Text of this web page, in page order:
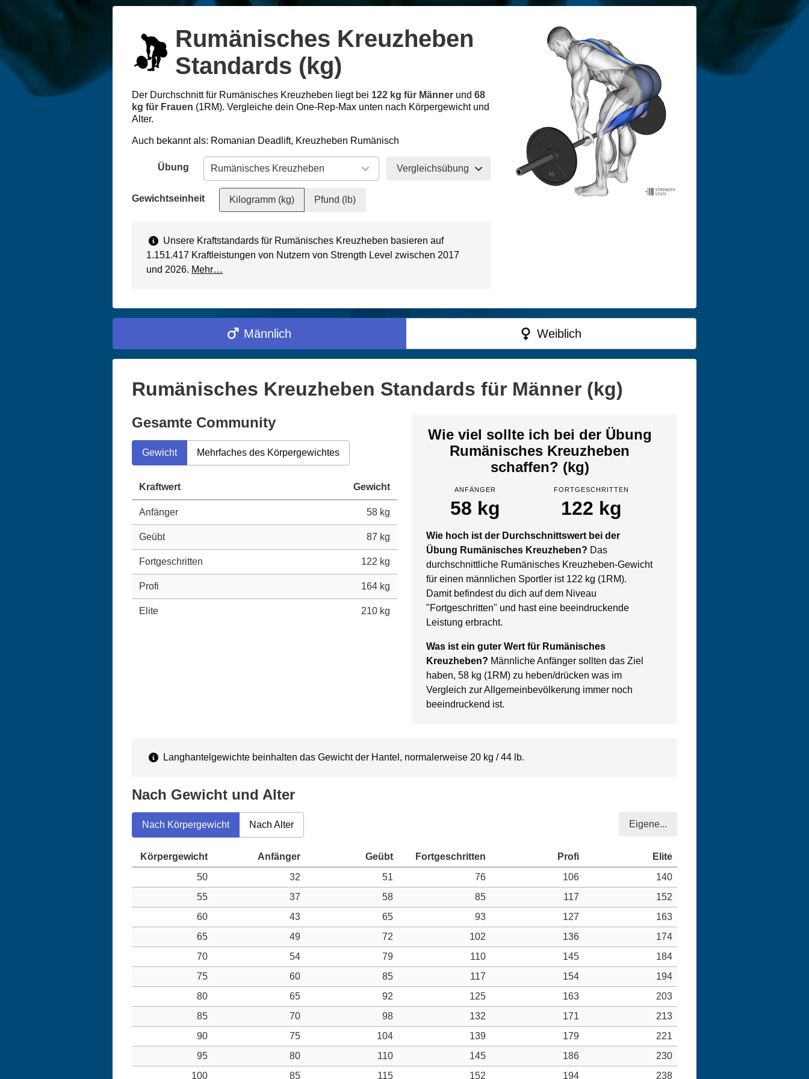
Rumänisches Kreuzheben
Standards (kg)
Der Durchschnitt für Rumänisches Kreuzheben liegt bei 122 kg für Männer und 68
kg für Frauen (1RM). Vergleiche dein One-Rep-Max unten nach Körpergewicht und
Alter.
Auch bekannt als: Romanian Deadlift, Kreuzheben Rumänisch
Übung Vergleichsübung
Gewichtseinheit Kilogramm (kg) Pfund (lb)
Unsere Kraftstandards für Rumänisches Kreuzheben basieren auf
1.151.417 Kraftleistungen von Nutzern von Strength Level zwischen 2017
und 2026. Mehr…
Männlich Weiblich
Rumänisches Kreuzheben Standards für Männer (kg)
Gesamte Community
Gewicht Mehrfaches des Körpergewichtes
Kraftwert Gewicht
Anfänger 58 kg
Geübt 87 kg
Fortgeschritten 122 kg
Profi 164 kg
Elite 210 kg
Wie viel sollte ich bei der Übung
Rumänisches Kreuzheben
schaffen? (kg)
ANFÄNGER
58 kg
FORTGESCHRITTEN
122 kg
Wie hoch ist der Durchschnittswert bei der
Übung Rumänisches Kreuzheben? Das
durchschnittliche Rumänisches Kreuzheben-Gewicht
für einen männlichen Sportler ist 122 kg (1RM).
Damit befindest du dich auf dem Niveau
"Fortgeschritten" und hast eine beeindruckende
Leistung erbracht.
Was ist ein guter Wert für Rumänisches
Kreuzheben? Männliche Anfänger sollten das Ziel
haben, 58 kg (1RM) zu heben/drücken was im
Vergleich zur Allgemeinbevölkerung immer noch
beeindruckend ist.
Langhantelgewichte beinhalten das Gewicht der Hantel, normalerweise 20 kg / 44 lb.
Nach Gewicht und Alter
Nach Körpergewicht Nach Alter Eigene...
50 32 51 76 106
140
55
37 58 85 117
152
60
43 65 93 127
163
65
49 72 102 136
174
70
54 79 110 145
184
75
60 85 117 154
194
80
65 92 125 163
203
85
70 98 132 171
213
90
75 104 139 179
221
95
80 110 145 186
230
100
85 115 152 194 238